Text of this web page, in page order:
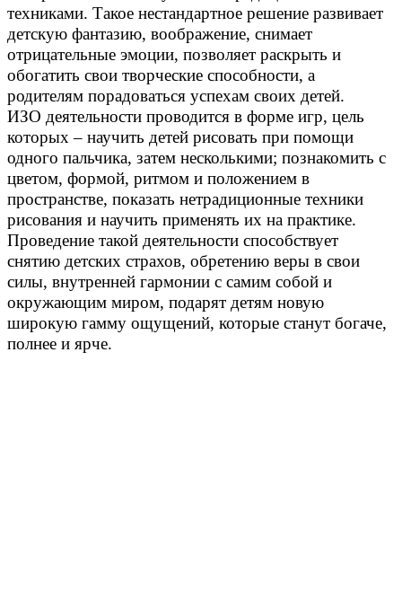
техниками. Такое нестандартное решение развивает
детскую фантазию, воображение, снимает
отрицательные эмоции, позволяет раскрыть и
обогатить свои творческие способности, а
родителям порадоваться успехам своих детей.
ИЗО деятельности проводится в форме игр, цель
которых – научить детей рисовать при помощи
одного пальчика, затем несколькими; познакомить с
цветом, формой, ритмом и положением в
пространстве, показать нетрадиционные техники
рисования и научить применять их на практике.
Проведение такой деятельности способствует
снятию детских страхов, обретению веры в свои
силы, внутренней гармонии с самим собой и
окружающим миром, подарят детям новую
широкую гамму ощущений, которые станут богаче,
полнее и ярче.